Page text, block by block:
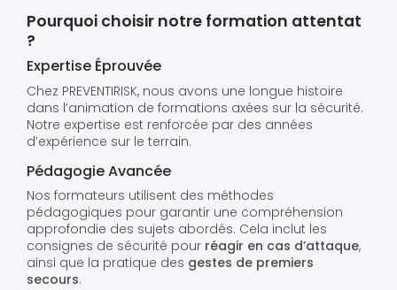
Pourquoi choisir notre formation attentat
?
Expertise Éprouvée
Chez PREVENTIRISK, nous avons une longue histoire
dans l’animation de formations axées sur la sécurité.
Notre expertise est renforcée par des années
d’expérience sur le terrain.
Pédagogie Avancée
Nos formateurs utilisent des méthodes
pédagogiques pour garantir une compréhension
approfondie des sujets abordés. Cela inclut les
consignes de sécurité pour réagir en cas d’attaque,
ainsi que la pratique des gestes de premiers
secours.